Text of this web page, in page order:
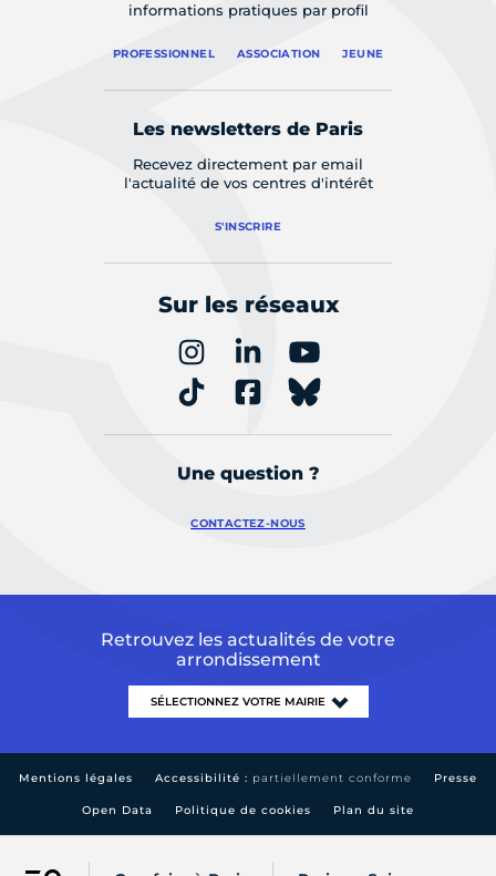
informations pratiques par profil
PROFESSIONNEL ASSOCIATION JEUNE
Les newsletters de Paris
Recevez directement par email
l'actualité de vos centres d'intérêt
S'INSCRIRE
Sur les réseaux
Une question ?
CONTACTEZ-NOUS
Retrouvez les actualités de votre
arrondissement
Mentions légales Accessibilité : partiellement conforme Presse
Open Data Politique de cookies Plan du site